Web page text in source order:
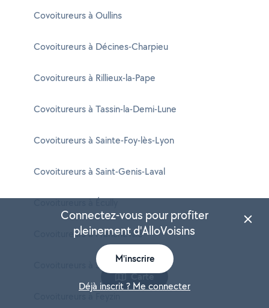
Covoitureurs à Oullins
Covoitureurs à Décines-Charpieu
Covoitureurs à Rillieux-la-Pape
Covoitureurs à Tassin-la-Demi-Lune
Covoitureurs à Sainte-Foy-lès-Lyon
Covoitureurs à Saint-Genis-Laval
Covoitureurs à Francheville
Covoitureurs à Saint-Fons
Carte
Connectez-vous pour profiter
pleinement d'AlloVoisins
M'inscrire
Déjà inscrit ? Me connecter